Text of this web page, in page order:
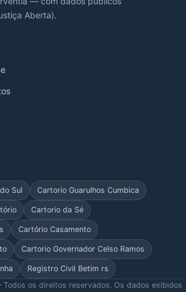
Aberta).
Sul Cartorio Guarulhos Cumbica
Cartorio da Sé
Cartório Casamento
Cartorio Governador Celso Ramos
Registro Civil Betim rs
os direitos reservados. Os dados exibidos